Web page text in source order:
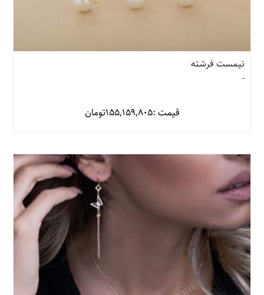
نیمست فرشته
-
قیمت :155,159,805تومان